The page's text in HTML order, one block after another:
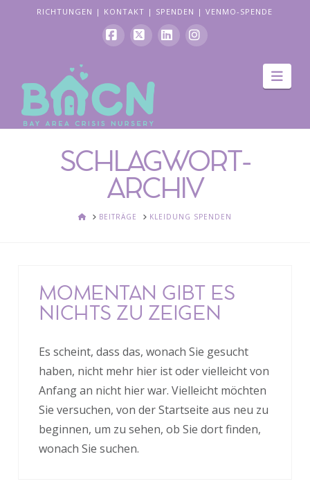
RICHTUNGEN | KONTAKT | SPENDEN |VENMO-SPENDE
SCHLAGWORT-
ARCHIV
HEIMBEITRÄGE KLEIDUNG SPENDEN
MOMENTAN GIBT ES
NICHTS ZU ZEIGEN
Es scheint, dass das, wonach Sie gesucht
haben, nicht mehr hier ist oder vielleicht von
Anfang an nicht hier war. Vielleicht möchten
Sie versuchen, von der Startseite aus neu zu
beginnen, um zu sehen, ob Sie dort finden,
wonach Sie suchen.